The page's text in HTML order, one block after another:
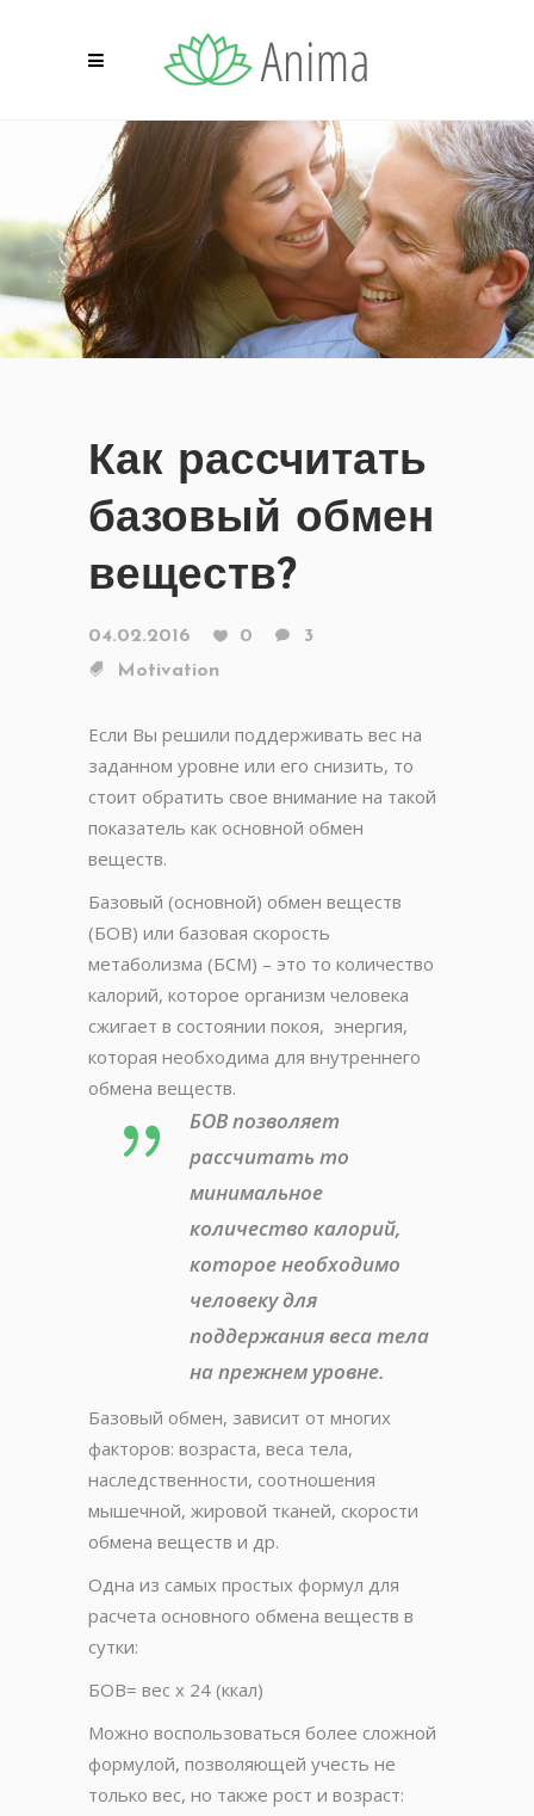
Как рассчитать
базовый обмен
веществ?
04.02.2016 0
3
Motivation
Если Вы решили поддерживать вес на
заданном уровне или его снизить, то
стоит обратить свое внимание на такой
показатель как основной обмен
веществ.
Базовый (основной) обмен веществ
(БОВ) или базовая скорость
метаболизма (БСМ) – это то количество
калорий, которое организм человека
сжигает в состоянии покоя, энергия,
которая необходима для внутреннего
обмена веществ.
БОВ позволяет
рассчитать то
минимальное
количество калорий,
которое необходимо
человеку для
поддержания веса тела
на прежнем уровне.
Базовый обмен, зависит от многих
факторов: возраста, веса тела,
наследственности, соотношения
мышечной, жировой тканей, скорости
обмена веществ и др.
Одна из самых простых формул для
расчета основного обмена веществ в
сутки:
БОВ= вес х 24 (ккал)
Можно воспользоваться более сложной
формулой, позволяющей учесть не
только вес, но также рост и возраст: